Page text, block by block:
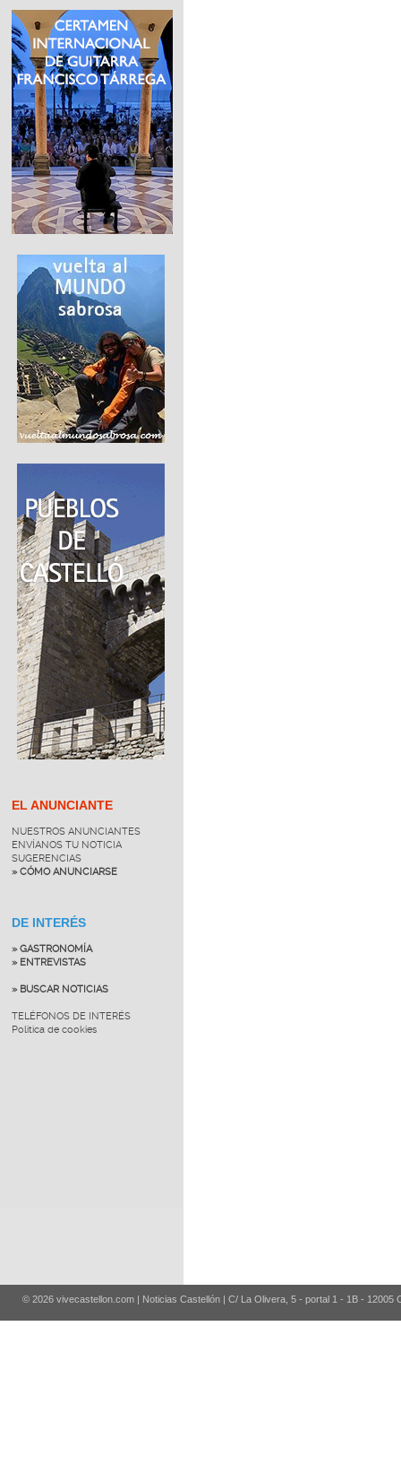
EL ANUNCIANTE
NUESTROS ANUNCIANTES
ENVÍANOS TU NOTICIA
SUGERENCIAS
» CÓMO ANUNCIARSE
DE INTERÉS
» GASTRONOMÍA
» ENTREVISTAS
» BUSCAR NOTICIAS
TELÉFONOS DE INTERÉS
Política de cookies
© 2026 vivecastellon.com | Noticias Castellón | C/ La Olivera, 5 - portal 1 - 1B - 12005